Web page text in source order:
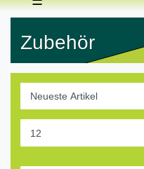
Zubehör